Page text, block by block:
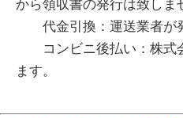
から領収書の発行は致しま
代金引換：運送業者が
コンビニ後払い：株式
ます。